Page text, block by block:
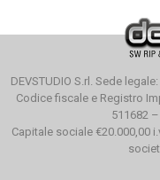
DEVSTUDIO S.rl. Sede
Codice fiscale e Registro
511682
Capitale sociale €20.000,00